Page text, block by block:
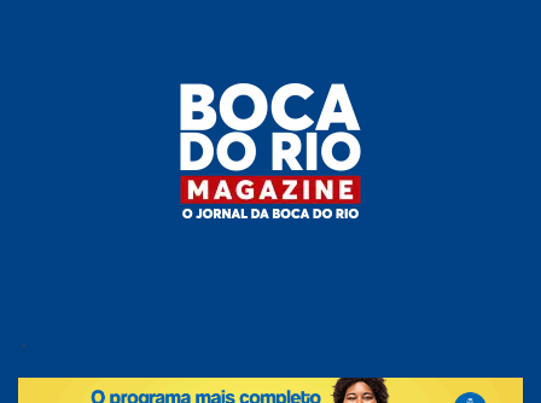
Magazine
do Rio
.